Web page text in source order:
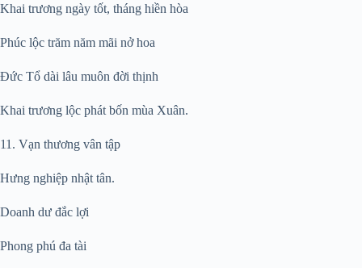
Khai trương ngày tốt, tháng hiền hòa
Phúc lộc trăm năm mãi nở hoa
Đức Tổ dài lâu muôn đời thịnh
Khai trương lộc phát bốn mùa Xuân.
11. Vạn thương vân tập
Hưng nghiệp nhật tân.
Doanh dư đắc lợi
Phong phú đa tài